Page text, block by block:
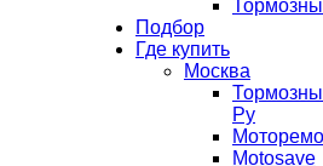
Подбор
Где купить
Москва
Ру
Motosave